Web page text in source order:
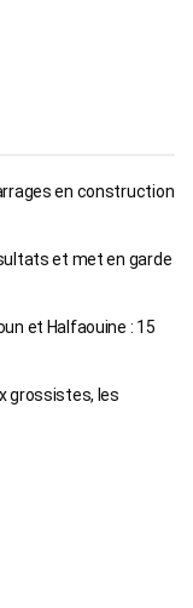
en construction
et met en garde
et Halfaouine : 15
grossistes, les